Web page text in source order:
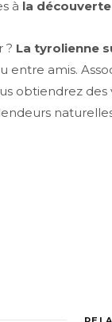
à la
? La tyrolienne
entre amis.
obtiendrez des